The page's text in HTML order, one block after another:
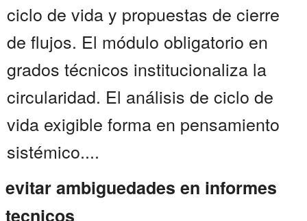
ciclo de vida y propuestas de cierre
de flujos. El módulo obligatorio en
grados técnicos institucionaliza la
circularidad. El análisis de ciclo de
vida exigible forma en pensamiento
sistémico....
evitar ambiguedades en informes
tecnicos